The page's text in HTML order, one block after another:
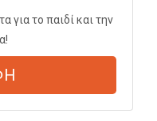
για το παιδί και την